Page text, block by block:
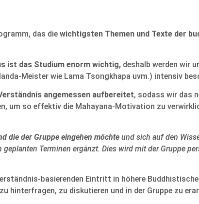
das die wichtigsten Themen und Texte der
ist das Studium enorm wichtig, deshalb werden wir
Meister wie Lama Tsongkhapa uvm.) intensiv
angemessen aufbereitet, sodass wir das
um so effektiv die Mahayana-Motivation zu
die der Gruppe eingehen möchte und sich auf den
Terminen ergänzt. Dies wird mit der Gruppe
basierenden Eintritt in höhere
hinterfragen, zu diskutieren und in der Gruppe zu